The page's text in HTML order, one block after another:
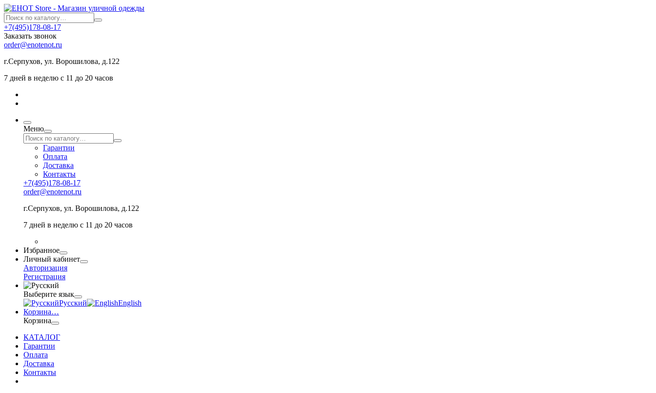
+7(495)178-08-17
Заказать звонок
order@enotenot.ru
г.Серпухов, ул. Ворошилова, д.122
7 дней в неделю с 11 до 20 часов
Меню
Гарантии
Оплата
Доставка
Контакты
+7(495)178-08-17
order@enotenot.ru
г.Серпухов, ул. Ворошилова, д.122
7 дней в неделю с 11 до 20 часов
Избранное
Личный кабинет
Авторизация
Регистрация
Выберите язык
Русский
English
Корзина…
Корзина
КАТАЛОГ
Гарантии
Оплата
Доставка
Контакты